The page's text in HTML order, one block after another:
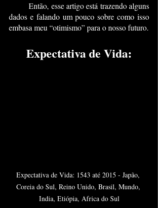
	Então, esse artigo está trazendo alguns
dados e falando um pouco sobre como isso
embasa meu “otimismo” para o nosso futuro.
Expectativa de Vida:
Expectativa de Vida: 1543 até 2015 - Japão,
Coreia do Sul, Reino Unido, Brasil, Mundo,
India, Etiópia, Africa do Sul